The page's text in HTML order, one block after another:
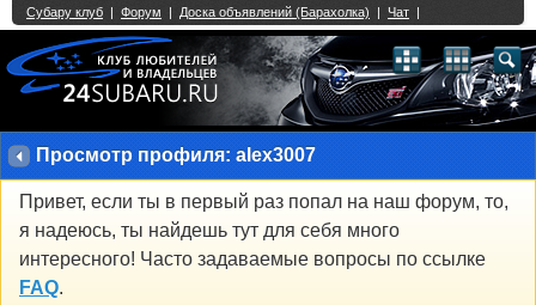
Просмотр профиля: alex3007
Привет, если ты в первый раз попал на наш форум, то,
я надеюсь, ты найдешь тут для себя много
интересного! Часто задаваемые вопросы по ссылке
FAQ.
Single Sign On provided byvBSSO
2 3 4 5 6 7 8 9 10 11 12 13 14 15 16 17 18 21 22 23 24 25 26
27 28 29 30 31 32 33 34 35 36 37 38 39 40 41 42 43